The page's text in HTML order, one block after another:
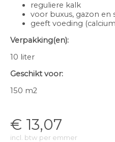
reguliere kalk
voor buxus, gazon en
geeft voeding
Verpakking(en):
10 liter
Geschikt voor:
150 m2
€ 13,07
incl. btw per emmer